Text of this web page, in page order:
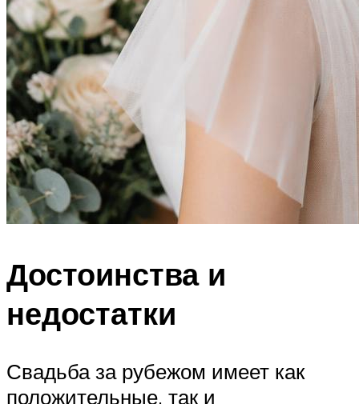
Достоинства и
недостатки
Свадьба за рубежом имеет как
положительные, так и